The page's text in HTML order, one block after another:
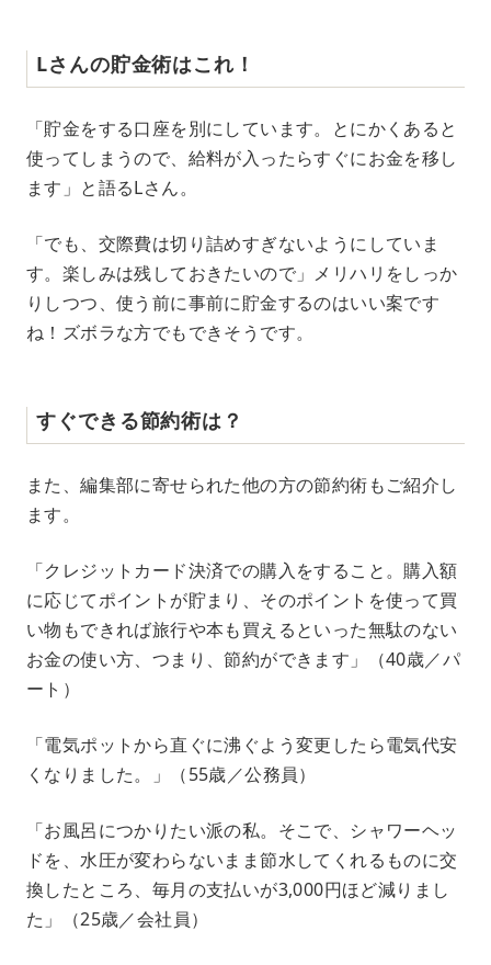
Lさんの貯金術はこれ！
「貯金をする口座を別にしています。とにかくあると
使ってしまうので、給料が入ったらすぐにお金を移し
ます」と語るLさん。
「でも、交際費は切り詰めすぎないようにしていま
す。楽しみは残しておきたいので」メリハリをしっか
りしつつ、使う前に事前に貯金するのはいい案です
ね！ズボラな方でもできそうです。
すぐできる節約術は？
また、編集部に寄せられた他の方の節約術もご紹介し
ます。
「クレジットカード決済での購入をすること。購入額
に応じてポイントが貯まり、そのポイントを使って買
い物もできれば旅行や本も買えるといった無駄のない
お金の使い方、つまり、節約ができます」（40歳／パ
ート）
「電気ポットから直ぐに沸ぐよう変更したら電気代安
くなりました。」（55歳／公務員）
「お風呂につかりたい派の私。そこで、シャワーヘッ
ドを、水圧が変わらないまま節水してくれるものに交
換したところ、毎月の支払いが3,000円ほど減りまし
た」（25歳／会社員）